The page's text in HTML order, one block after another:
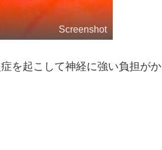
Screenshot
を起こして神経に強い負担がか